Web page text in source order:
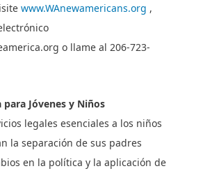
www.WAnewamericans.org ,
o llame al 206-723-
para Jóvenes y Niños
legales esenciales a los niños
la separación de sus padres
en la política y la aplicación de